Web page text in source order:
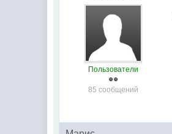
Пользователи
85 сообщений